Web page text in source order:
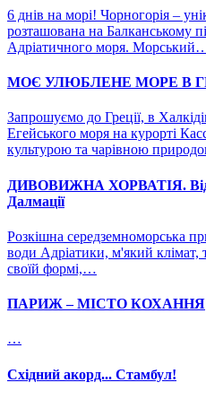
6 днів на морі! Чорногорія –
розташована на Балканському
Адріатичного моря.
МОЄ УЛЮБЛЕНЕ МОРЕ В
Запрошуємо до Греції, в
Егейського моря на курорті
культурою та чарівною
ДИВОВИЖНА ХОРВАТІЯ.
Далмації
Розкішна середземноморська
води Адріатики, м'який клімат,
своїй формі,…
ПАРИЖ – МІСТО КОХАННЯ
…
Східний акорд... Стамбул!